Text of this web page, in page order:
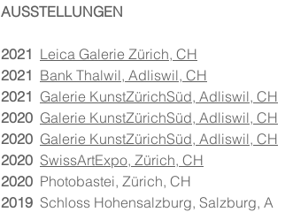
AUSSTELLUNGEN
2021 Leica Galerie Zürich, CH
2021 Bank Thalwil, Adliswil, CH
2021 Galerie KunstZürichSüd, Adliswil, CH
2020 Galerie KunstZürichSüd, Adliswil, CH
2020 Galerie KunstZürichSüd, Adliswil, CH
2020 SwissArtExpo, Zürich, CH
2020 Photobastei, Zürich, CH
2019 Schloss Hohensalzburg, Salzburg, A